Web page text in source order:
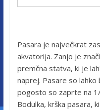
Pasara je največkrat
akvatorija. Zanjo je
premčna statva, ki je
naprej. Pasare so
pogosto so zaprte na
Bodulka, krška pasara,